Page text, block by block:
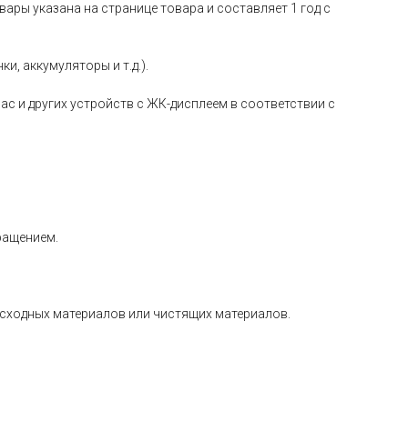
указана на странице товара и составляет 1 год с
аккумуляторы и т.д.).
и других устройств с ЖК-дисплеем в соответствии с
материалов или чистящих материалов.